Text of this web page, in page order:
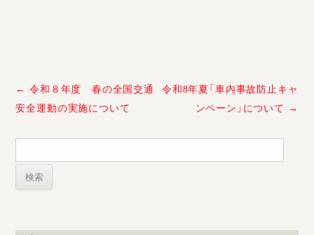
投
稿
ナ
シ
ョ
← 令和８年度 春の全国交通
安全運動の実施について
令和8年夏「車内事故防止キャ
ンペーン」について →
検